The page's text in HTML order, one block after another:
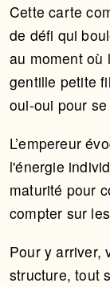
Cette carte
de défi qui
au moment où
gentille petite
oui-oui pour
L’empereur
l'énergie
maturité pour
compter sur
Pour y arriver,
structure, tout